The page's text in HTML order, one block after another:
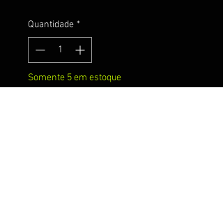
Quantidade *
Somente 5 em estoque